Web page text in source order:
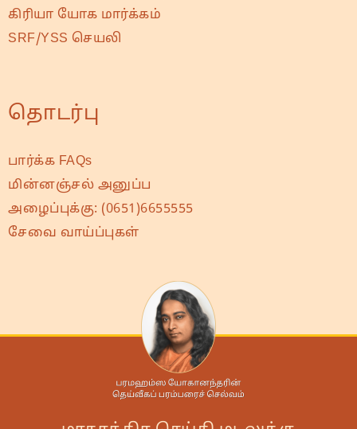
கிரியா யோக மார்க்கம்
SRF/YSS செயலி
தொடர்பு
பார்க்க FAQs
மின்னஞ்சல் அனுப்ப
அழைப்புக்கு: (0651)6655555
சேவை வாய்ப்புகள்